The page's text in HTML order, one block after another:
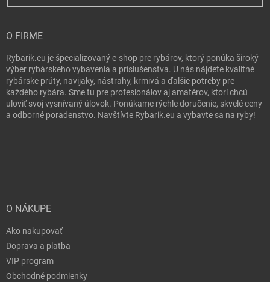
O FIRME
Rybarik.eu je špecializovaný e-shop pre rybárov, ktorý ponúka široký
výber rybárskeho vybavenia a príslušenstva. U nás nájdete kvalitné
rybárske prúty, navijaky, nástrahy, krmivá a ďalšie potreby pre
každého rybára. Sme tu pre profesionálov aj amatérov, ktorí chcú
uloviť svoj vysnívaný úlovok. Ponúkame rýchle doručenie, skvelé ceny
a odborné poradenstvo. Navštívte Rybarik.eu a vybavte sa na ryby!
O NÁKUPE
Ako nakupovať
Doprava a platba
VIP program
Obchodné podmienky